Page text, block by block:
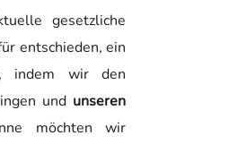
gesetzliche
entschieden, ein
indem wir den
und unseren
möchten wir